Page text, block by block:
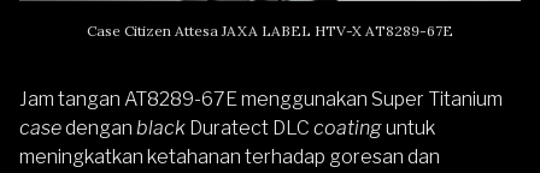
Case Citizen Attesa JAXA LABEL HTV-X AT8289-67E
Jam tangan AT8289-67E menggunakan Super Titanium
casedengan black Duratect DLC coatinguntuk
meningkatkan ketahanan terhadap goresan dan